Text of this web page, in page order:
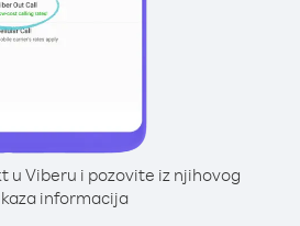
u Viberu i pozovite iz njihovog
informacija